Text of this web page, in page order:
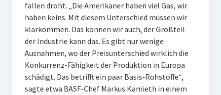
fallen droht. „Die Amerikaner haben viel Gas, wir
haben keins. Mit diesem Unterschied müssen wir
klarkommen. Das können wir auch, der Großteil
der Industrie kann das. Es gibt nur wenige
Ausnahmen, wo der Preisunterschied wirklich die
Konkurrenz-Fähigkeit der Produktion in Europa
schädigt. Das betrifft ein paar Basis-Rohstoffe“,
sagte etwa BASF-Chef Markus Kamieth in einem